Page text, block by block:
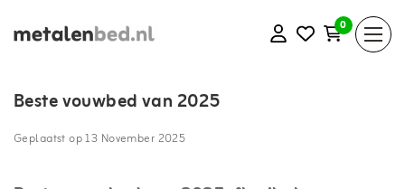
0
Beste vouwbed van 2025
Geplaatst op13 November 2025